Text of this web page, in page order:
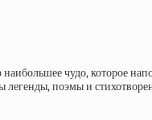
наибольшее чудо,
легенды, поэмы и